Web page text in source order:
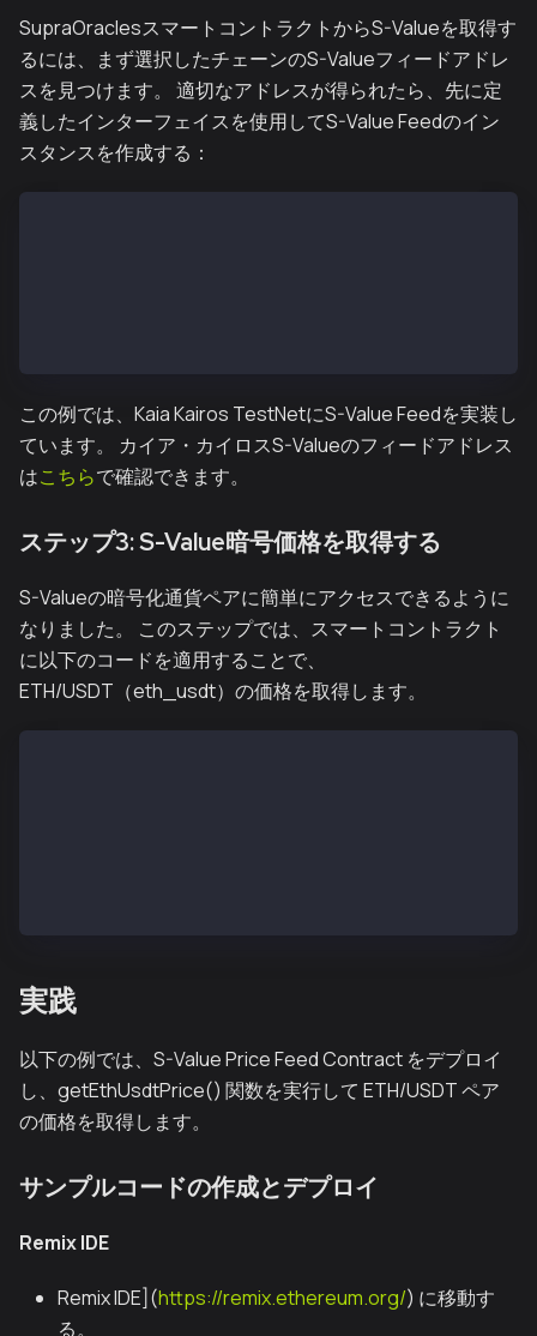
SupraOraclesスマートコントラクトからS-Valueを取得す
るには、まず選択したチェーンのS-Valueフィードアドレ
スを見つけます。 適切なアドレスが得られたら、先に定
義したインターフェイスを使用してS-Value Feedのイン
スタンスを作成する：
この例では、Kaia Kairos TestNetにS-Value Feedを実装し
ています。 カイア・カイロスS-Valueのフィードアドレス
はこちらで確認できます。
ステップ3: S-Value暗号価格を取得する
S-Valueの暗号化通貨ペアに簡単にアクセスできるように
なりました。 このステップでは、スマートコントラクト
に以下のコードを適用することで、
ETH/USDT（eth_usdt）の価格を取得します。
実践
以下の例では、S-Value Price Feed Contract をデプロイ
し、getEthUsdtPrice() 関数を実行して ETH/USDT ペア
の価格を取得します。
サンプルコードの作成とデプロイ
Remix IDE
Remix IDE](https://remix.ethereum.org/) に移動す
る。